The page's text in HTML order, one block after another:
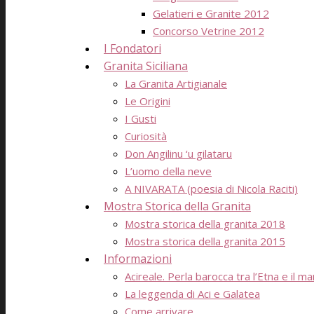
Gelatieri e Granite 2012
Concorso Vetrine 2012
I Fondatori
Granita Siciliana
La Granita Artigianale
Le Origini
I Gusti
Curiosità
Don Angilinu ‘u gilataru
L’uomo della neve
A NIVARATA (poesia di Nicola Raciti)
Mostra Storica della Granita
Mostra storica della granita 2018
Mostra storica della granita 2015
Informazioni
Acireale. Perla barocca tra l’Etna e il
La leggenda di Aci e Galatea
Come arrivare